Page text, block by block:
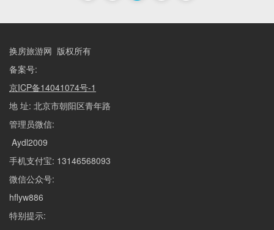
换房旅游网 版权所有
备案号:
京ICP备14041074号-1
地 址: 北京市朝阳区青年路
管理员微信:
Aydl2009
手机支付宝: 13146568093
微信公众号:
hflyw886
特别提示: